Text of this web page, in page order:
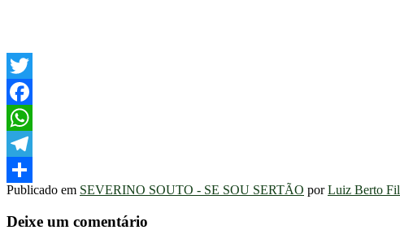
Twitter
Facebook
WhatsApp
Telegram
Share
Publicado em SEVERINO SOUTO - SE SOU SERTÃO porLuiz Berto
Deixe um comentário